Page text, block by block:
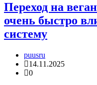
Переход на
очень быстро
систему
puusru
14.11.2025
0